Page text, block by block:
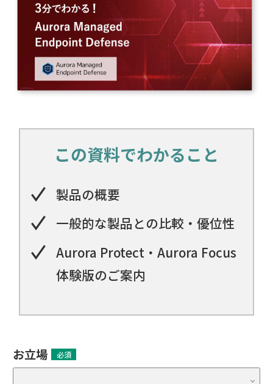
この資料でわかること
製品の概要
一般的な製品との比較・優位性
Aurora Protect・Aurora Focus
体験版のご案内
お立場